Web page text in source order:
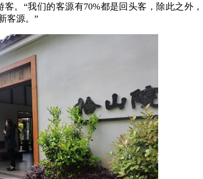
。“我们的客源有70%都是回头客，除此之外，
客源。”